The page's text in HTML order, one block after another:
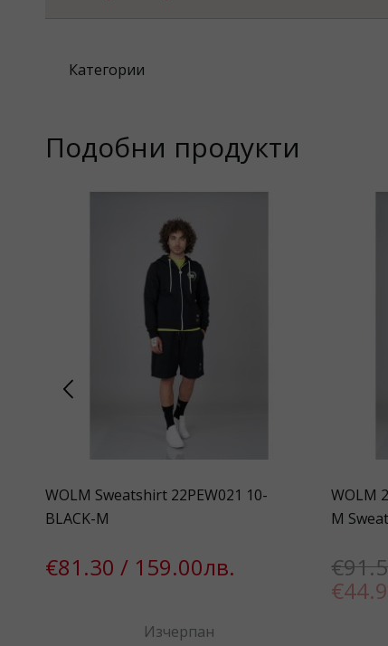
Категории
Подобни продукти
WOLM Sweatshirt 22PEW021 10-
BLACK-M
€81.30 / 159.00лв.
Изчерпан
WOLM
M